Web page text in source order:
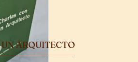
ARQUITECTO